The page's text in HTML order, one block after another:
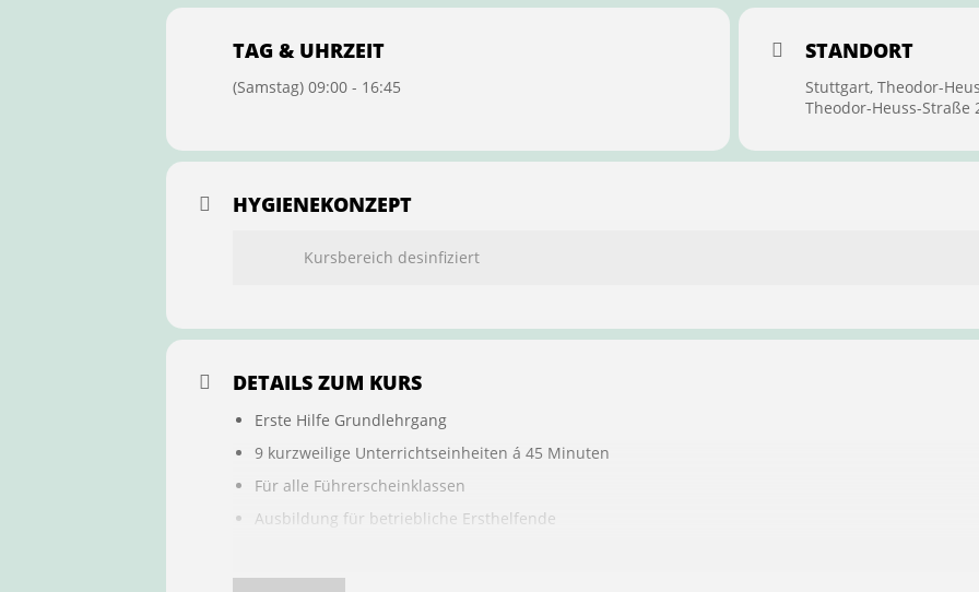
TAG & UHRZEIT
(Samstag) 09:00 - 16:45
STANDORT
Stuttgart, Theodor-
Theodor-Heuss-Straße
HYGIENEKONZEPT
Kursbereich desinfiziert
DETAILS ZUM KURS
Erste Hilfe Grundlehrgang
9 kurzweilige Unterrichtseinheiten á 45 Minuten
Für alle Führerscheinklassen
Ausbildung für betriebliche Ersthelfende